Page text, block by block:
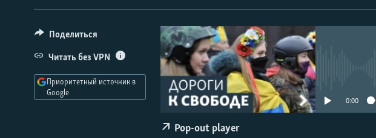
навигации
Вернутся
КУЛЬТУРА
IDEL.РЕАЛИИ
КАВКАЗ.РЕАЛИИ
СЕВЕР.РЕАЛИИ
СИБИРЬ.РЕАЛИИ
0:00
Pop-out player
Поделиться
Читать без VPN
Приоритетный источник в
Google